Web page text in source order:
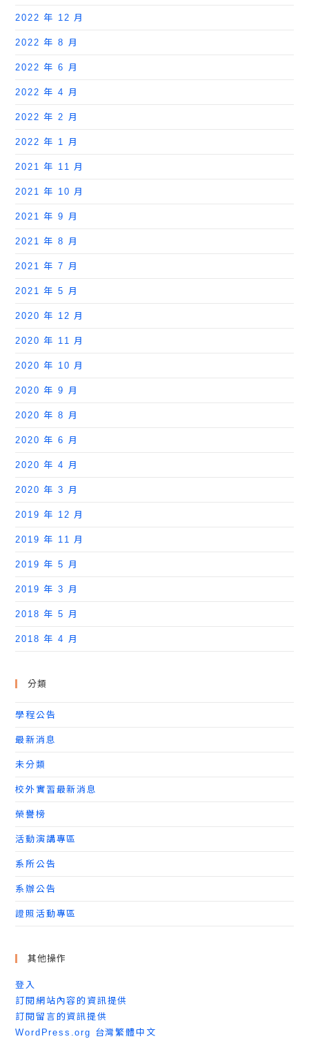
2022 年 12 月
2022 年 8 月
2022 年 6 月
2022 年 4 月
2022 年 2 月
2022 年 1 月
2021 年 11 月
2021 年 10 月
2021 年 9 月
2021 年 8 月
2021 年 7 月
2021 年 5 月
2020 年 12 月
2020 年 11 月
2020 年 10 月
2020 年 9 月
2020 年 8 月
2020 年 6 月
2020 年 4 月
2020 年 3 月
2019 年 12 月
2019 年 11 月
2019 年 5 月
2019 年 3 月
2018 年 5 月
2018 年 4 月
分類
學程公告
最新消息
未分類
校外實習最新消息
榮譽榜
活動演講專區
系所公告
系辦公告
證照活動專區
其他操作
登入
訂閱網站內容的資訊提供
訂閱留言的資訊提供
WordPress.org 台灣繁體中文